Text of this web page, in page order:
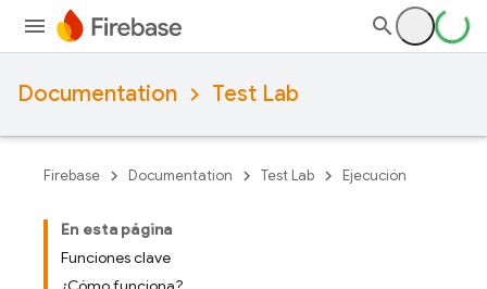
Documentation Test Lab
Firebase Documentation Test Lab Ejecución
En esta página
Funciones clave